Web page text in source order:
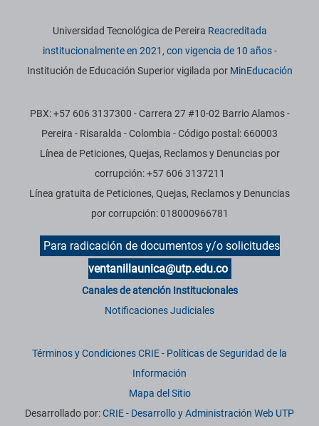
Información institucional
Universidad Tecnológica de Pereira Reacreditada
institucionalmente en 2021, con vigencia de 10 años-
Institución de Educación Superior vigilada por MinEducación
PBX: +57 606 3137300 - Carrera 27 #10-02 Barrio Alamos -
Pereira - Risaralda - Colombia - Código postal: 660003
Línea de Peticiones, Quejas, Reclamos y Denuncias por
corrupción: +57 606 3137211
Línea gratuita de Peticiones, Quejas, Reclamos y Denuncias
por corrupción: 018000966781
Para radicación de documentos y/o solicitudes
ventanillaunica@utp.edu.co
Canales de atención Institucionales
Notificaciones Judiciales
Términos y Condiciones CRIE- Políticas de Seguridad de la
Información
Mapa del Sitio
Desarrollado por:CRIE - Desarrollo y Administración Web UTP